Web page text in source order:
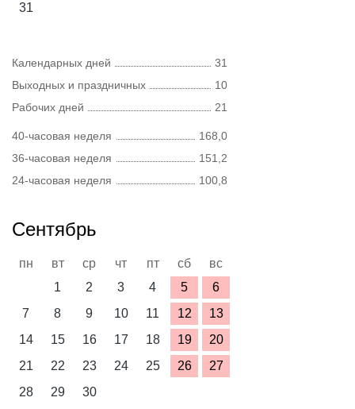
31
Календарных дней
31
Выходных и праздничных
10
Рабочих дней
21
40-часовая неделя
168,0
36-часовая неделя
151,2
24-часовая неделя
100,8
Сентябрь
пн вт ср чт пт сб
вс
1
2 3 4 5
6
7
8 9 10 11 12
13
14
15 16 17 18 19
20
21
22 23 24 25 26
27
28
29 30